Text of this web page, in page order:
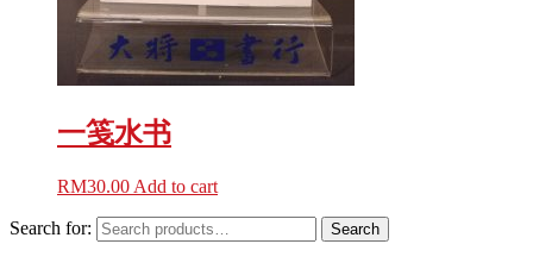
一笺水书
RM30.00 Add to cart
Search for: Search